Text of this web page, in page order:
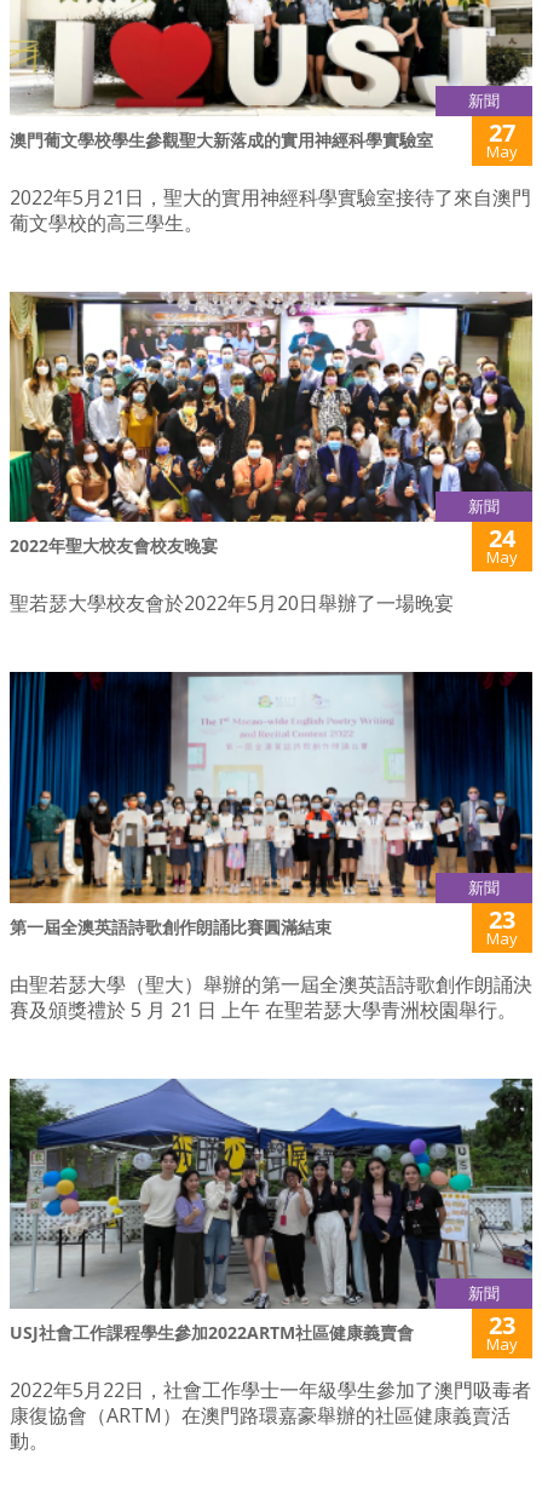
新聞
澳門葡文學校學生參觀聖大新落成的實用神經科學實驗室 27
May
2022年5月21日，聖大的實用神經科學實驗室接待了來自澳門
葡文學校的高三學生。
新聞
2022年聖大校友會校友晚宴 24
May
聖若瑟大學校友會於2022年5月20日舉辦了一場晚宴
新聞
第一屆全澳英語詩歌創作朗誦比賽圓滿結束 23
May
由聖若瑟大學（聖大）舉辦的第一屆全澳英語詩歌創作朗誦決
賽及頒獎禮於 5 月 21 日 上午 在聖若瑟大學青洲校園舉行。
新聞
USJ社會工作課程學生參加2022ARTM社區健康義賣會 23
May
2022年5月22日，社會工作學士一年級學生參加了澳門吸毒者
康復協會（ARTM）在澳門路環嘉豪舉辦的社區健康義賣活
動。